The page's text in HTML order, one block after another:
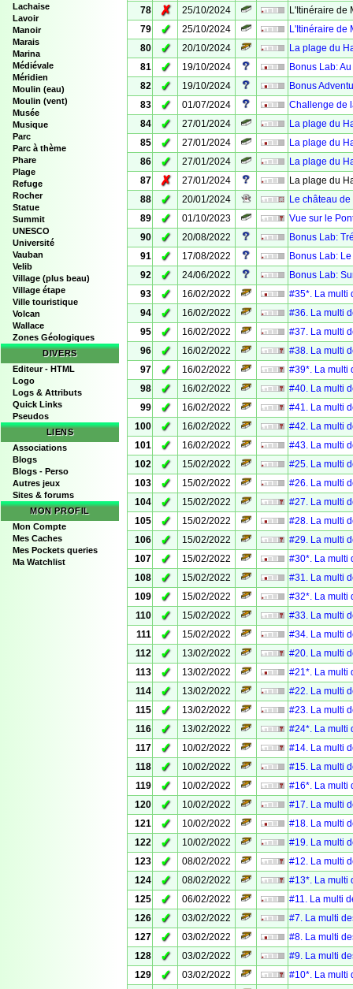
Lachaise
Lavoir
Manoir
Marais
Marina
Médiévale
Méridien
Moulin (eau)
Moulin (vent)
Musée
Musique
Parc
Parc à thème
Phare
Plage
Refuge
Rocher
Statue
Summit
UNESCO
Université
Vauban
Velib
Village (plus beau)
Village étape
Ville touristique
Volcan
Wallace
Zones Géologiques
DIVERS
Editeur - HTML
Logo
Logs & Attributs
Quick Links
Pseudos
LIENS
Associations
Blogs
Blogs - Perso
Autres jeux
Sites & forums
MON PROFIL
Mon Compte
Mes Caches
Mes Pockets queries
Ma Watchlist
78
✗ 25/10/2024
L'Itinéraire de
79
✓ 25/10/2024
L'Itinéraire de
80
✓ 20/10/2024
La plage du
81
✓ 19/10/2024
Bonus Lab:
82
✓ 19/10/2024
Bonus
83
✓ 01/07/2024
Challenge de
84
✓ 27/01/2024
La plage du
85
✓ 27/01/2024
La plage du
86
✓ 27/01/2024
La plage du
87
✗ 27/01/2024
La plage du
88
✓ 20/01/2024
Le château
89
✓ 01/10/2023
Vue sur le
90
✓ 20/08/2022
Bonus Lab:
91
✓ 17/08/2022
Bonus Lab:
92
✓ 24/06/2022
Bonus Lab:
93
✓ 16/02/2022
#35*. La multi
94
✓ 16/02/2022
#36. La multi
95
✓ 16/02/2022
#37. La multi
96
✓ 16/02/2022
#38. La multi
97
✓ 16/02/2022
#39*. La multi
98
✓ 16/02/2022
#40. La multi
99
✓ 16/02/2022
#41. La multi
100
✓ 16/02/2022
#42. La multi
101
✓ 16/02/2022
#43. La multi
102
✓ 15/02/2022
#25. La multi
103
✓ 15/02/2022
#26. La multi
104
✓ 15/02/2022
#27. La multi
105
✓ 15/02/2022
#28. La multi
106
✓ 15/02/2022
#29. La multi
107
✓ 15/02/2022
#30*. La multi
108
✓ 15/02/2022
#31. La multi
109
✓ 15/02/2022
#32*. La multi
110
✓ 15/02/2022
#33. La multi
111
✓ 15/02/2022
#34. La multi
112
✓ 13/02/2022
#20. La multi
113
✓ 13/02/2022
#21*. La multi
114
✓ 13/02/2022
#22. La multi
115
✓ 13/02/2022
#23. La multi
116
✓ 13/02/2022
#24*. La multi
117
✓ 10/02/2022
#14. La multi
118
✓ 10/02/2022
#15. La multi
119
✓ 10/02/2022
#16*. La multi
120
✓ 10/02/2022
#17. La multi
121
✓ 10/02/2022
#18. La multi
122
✓ 10/02/2022
#19. La multi
123
✓ 08/02/2022
#12. La multi
124
✓ 08/02/2022
#13*. La multi
125
✓ 06/02/2022
#11. La multi
126
✓ 03/02/2022
#7. La multi
127
✓ 03/02/2022
#8. La multi
128
✓ 03/02/2022
#9. La multi
129
✓ 03/02/2022
#10*. La multi